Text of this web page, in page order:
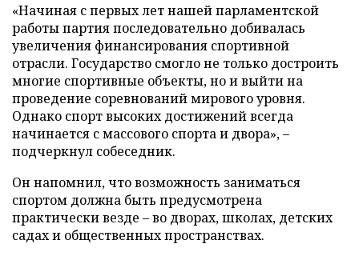
«Начиная с первых лет нашей парламентской
работы партия последовательно добивалась
увеличения финансирования спортивной
отрасли. Государство смогло не только достроить
многие спортивные объекты, но и выйти на
проведение соревнований мирового уровня.
Однако спорт высоких достижений всегда
начинается с массового спорта и двора», –
подчеркнул собеседник.
Он напомнил, что возможность заниматься
спортом должна быть предусмотрена
практически везде – во дворах, школах, детских
садах и общественных пространствах.